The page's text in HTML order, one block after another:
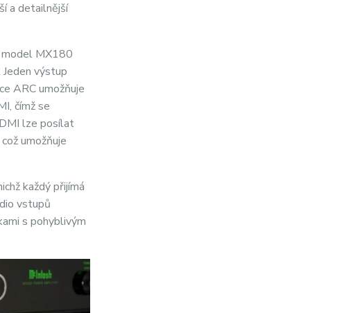
a detailnější
model MX180
výstup
ARC umožňuje
čímž se
lze posílat
umožňuje
každý přijímá
vstupů
s pohyblivým